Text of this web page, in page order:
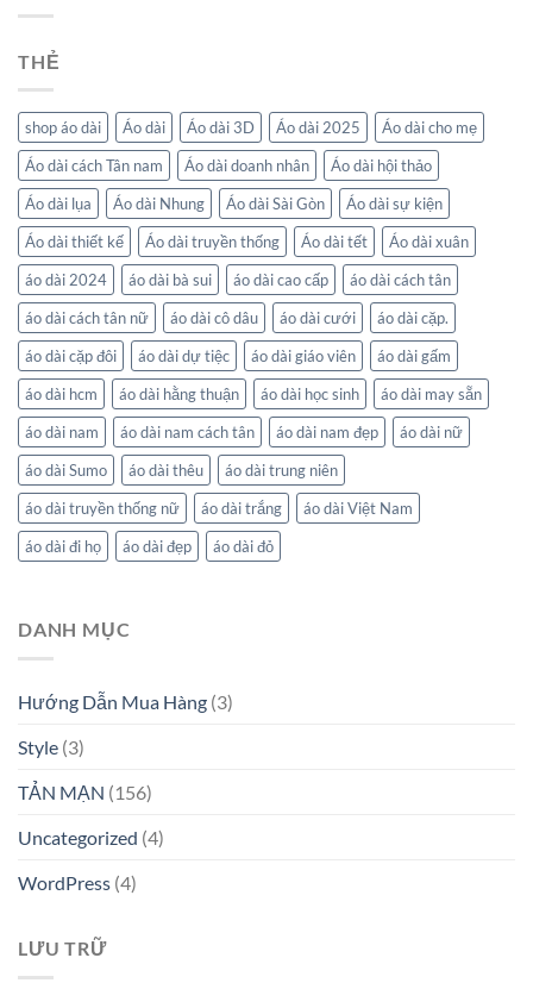
THẺ
shop áo dài Áo dài Áo dài 3D Áo dài 2025
Áo dài cho mẹ
Áo dài cách Tân nam
Áo dài doanh nhân
Áo dài hội thảo
Áo dài lụa
Áo dài Nhung Áo dài Sài Gòn
Áo dài sự kiện
Áo dài thiết kế
Áo dài truyền thống Áo dài tết
Áo dài xuân
áo dài 2024
áo dài bà sui áo dài cao cấp
áo dài cách tân
áo dài cách tân nữ
áo dài cô dâu áo dài cưới
áo dài cặp.
áo dài cặp đôi
áo dài dự tiệc áo dài giáo viên
áo dài gấm
áo dài hcm
áo dài hằng thuận áo dài học sinh
áo dài may sẵn
áo dài nam
áo dài nam cách tân áo dài nam đẹp
áo dài nữ
áo dài Sumo
áo dài thêu
áo dài trung niên
áo dài truyền thống nữ
áo dài trắng
áo dài Việt Nam
áo dài đi họ
áo dài đẹp áo dài đỏ
DANH MỤC
Hướng Dẫn Mua Hàng (3)
Style (3)
TẢN MẠN (156)
Uncategorized (4)
WordPress (4)
LƯU TRỮ